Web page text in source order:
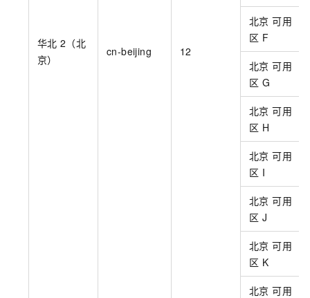
华北 2（北
京）
cn-beijing 12
北京 可用
区 F
北京 可用
区 G
北京 可用
区 H
北京 可用
区 I
北京 可用
区 J
北京 可用
区 K
北京 可用